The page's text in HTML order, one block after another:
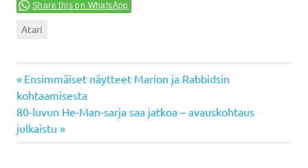
Share this on WhatsApp
Atari
Artikkelien
selaus
Previous
Post:
Ensimmäiset näytteet Marion ja Rabbidsin
kohtaamisesta
Next
Post:
80-luvun He-Man-sarja saa jatkoa – avauskohtaus
julkaistu